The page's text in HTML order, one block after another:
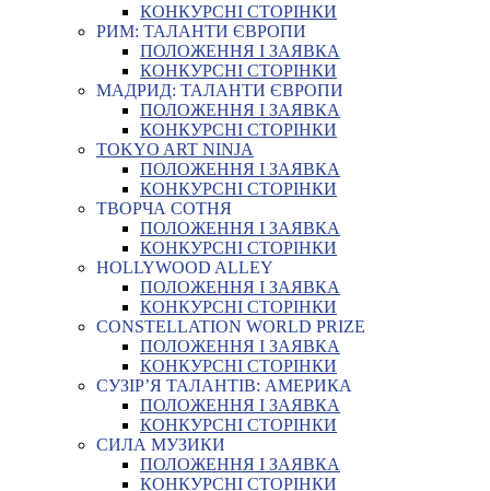
КОНКУРСНІ СТОРІНКИ
РИМ: ТАЛАНТИ ЄВРОПИ
ПОЛОЖЕННЯ І ЗАЯВКА
КОНКУРСНІ СТОРІНКИ
МАДРИД: ТАЛАНТИ ЄВРОПИ
ПОЛОЖЕННЯ І ЗАЯВКА
КОНКУРСНІ СТОРІНКИ
TOKYO ART NINJA
ПОЛОЖЕННЯ І ЗАЯВКА
КОНКУРСНІ СТОРІНКИ
ТВОРЧА СОТНЯ
ПОЛОЖЕННЯ І ЗАЯВКА
КОНКУРСНІ СТОРІНКИ
HOLLYWOOD ALLEY
ПОЛОЖЕННЯ І ЗАЯВКА
КОНКУРСНІ СТОРІНКИ
CONSTELLATION WORLD PRIZE
ПОЛОЖЕННЯ І ЗАЯВКА
КОНКУРСНІ СТОРІНКИ
СУЗІР’Я ТАЛАНТІВ: АМЕРИКА
ПОЛОЖЕННЯ І ЗАЯВКА
КОНКУРСНІ СТОРІНКИ
СИЛА МУЗИКИ
ПОЛОЖЕННЯ І ЗАЯВКА
КОНКУРСНІ СТОРІНКИ